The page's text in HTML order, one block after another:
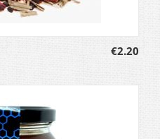
€2.20